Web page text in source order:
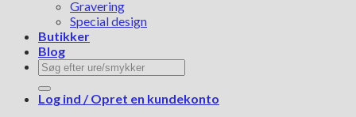
Gravering
Special design
Butikker
Blog
Søg
efter:
Log ind / Opret en kundekonto